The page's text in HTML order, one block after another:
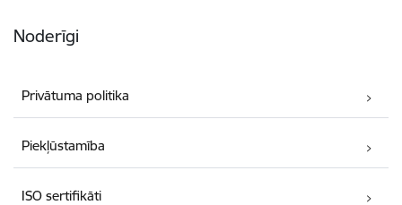
Noderīgi
Privātuma politika
Piekļūstamība
ISO sertifikāti